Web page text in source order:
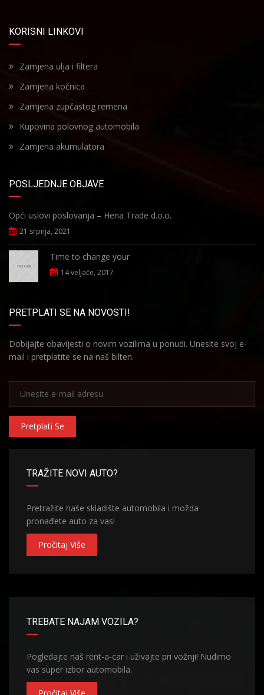
KORISNI LINKOVI
Zamjena ulja i filtera
Zamjena kočnica
Zamjena zupčastog remena
Kupovina polovnog automobila
Zamjena akumulatora
POSLJEDNJE OBJAVE
Opći uslovi poslovanja – Hena Trade d.o.o.
21 srpnja, 2021
Time to change your
14 veljače, 2017
PRETPLATI SE NA NOVOSTI!
Dobijajte obavijesti o novim vozilima u ponudi. Unesite svoj e-
mail i pretplatite se na naš bilten.
Pretplati Se
TRAŽITE NOVI AUTO?
Pretražite naše skladište automobila i možda
pronađete auto za vas!
Pročitaj Više
TREBATE NAJAM VOZILA?
Pogledajte naš rent-a-car i uživajte pri vožnji! Nudimo
vas super izbor automobila.